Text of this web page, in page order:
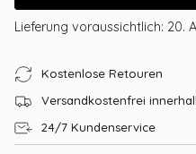
Lieferung voraussichtlich: 20.
Kostenlose Retouren
Versandkostenfrei
24/7 Kundenservice